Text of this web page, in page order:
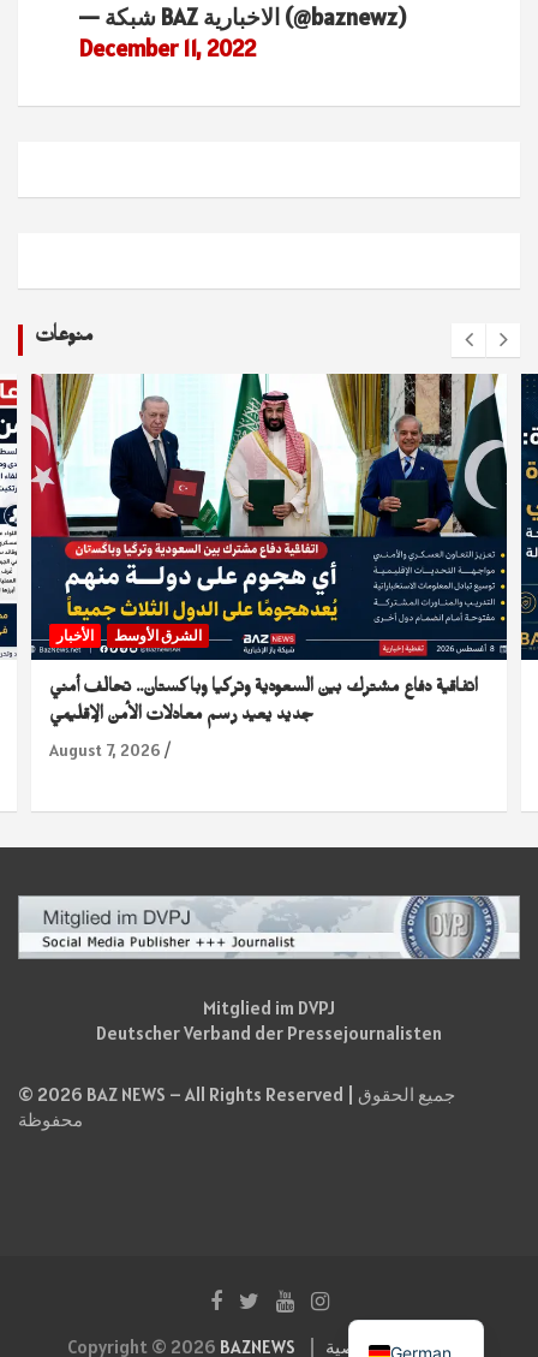
— شبكة BAZ الاخبارية (@baznewz)
December 11, 2022
منوعات
الأخبار الشرق الأوسط
اتفاقية دفاع مشترك بين السعودية وتركيا وباكستان.. تحالف أمني
جديد يعيد رسم معادلات الأمن الإقليمي
August 7, 2026
Mitglied im DVPJ
Deutscher Verband der Pressejournalisten
© 2026 BAZ NEWS – All Rights Reserved | جميع الحقوق
محفوظة
Copyright © 2026 BAZNEWS سياسة الخصوصية
German